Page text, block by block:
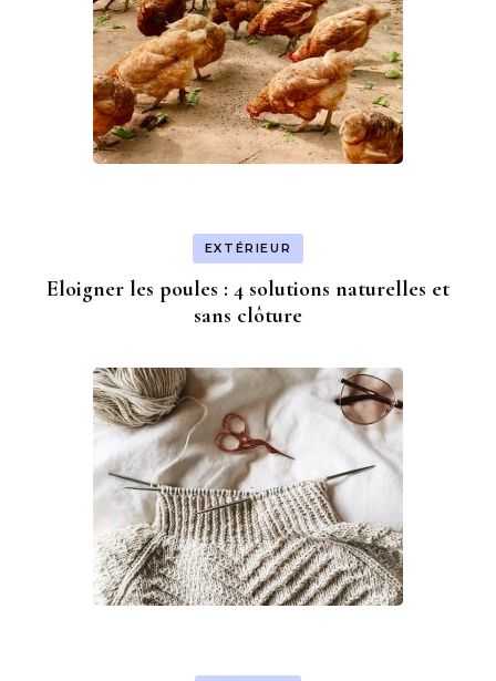
EXTÉRIEUR
Eloigner les poules : 4 solutions naturelles et
sans clôture